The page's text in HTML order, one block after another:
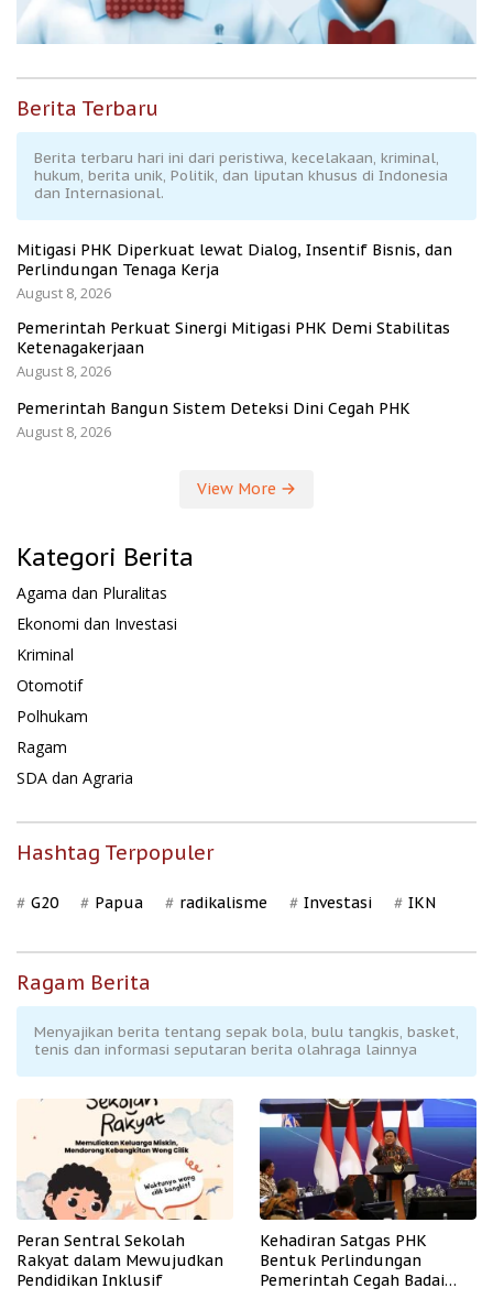
Berita Terbaru
Berita terbaru hari ini dari peristiwa, kecelakaan, kriminal,
hukum, berita unik, Politik, dan liputan khusus di Indonesia
dan Internasional.
Mitigasi PHK Diperkuat lewat Dialog, Insentif Bisnis, dan
Perlindungan Tenaga Kerja
August 8, 2026
Pemerintah Perkuat Sinergi Mitigasi PHK Demi Stabilitas
Ketenagakerjaan
August 8, 2026
Pemerintah Bangun Sistem Deteksi Dini Cegah PHK
August 8, 2026
View More
Kategori Berita
Agama dan Pluralitas
Ekonomi dan Investasi
Kriminal
Otomotif
Polhukam
Ragam
SDA dan Agraria
Hashtag Terpopuler
G20 Papua radikalisme Investasi IKN
Ragam Berita
Menyajikan berita tentang sepak bola, bulu tangkis, basket,
tenis dan informasi seputaran berita olahraga lainnya
Peran Sentral Sekolah
Rakyat dalam Mewujudkan
Pendidikan Inklusif
Kehadiran Satgas PHK
Bentuk Perlindungan
Pemerintah Cegah Badai